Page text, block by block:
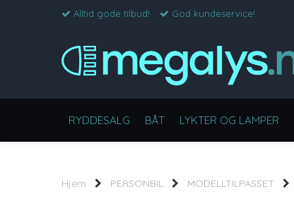
Alltid gode tilbud! God kundeservice!
RYDDESALG BÅT LYKTER OG LAMPER
Hjem PERSONBIL MODELLTILPASSET